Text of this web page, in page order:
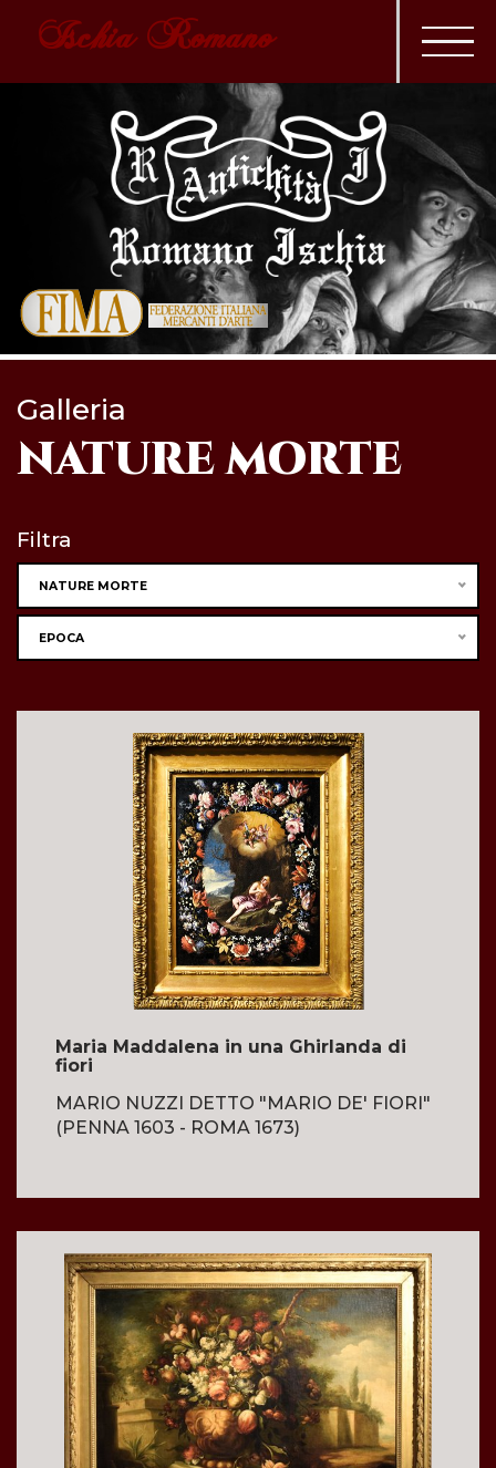
Ischia Romano
Galleria
NATURE MORTE
Filtra
NATURE MORTE
EPOCA
Maria Maddalena in una Ghirlanda di
fiori
MARIO NUZZI DETTO "MARIO DE' FIORI"
(PENNA 1603 - ROMA 1673)